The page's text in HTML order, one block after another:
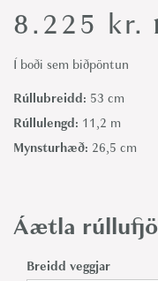
8.225 kr.
Í boði sem biðpöntun
Rúllubreidd: 53 cm
Rúllulengd: 11,2 m
Mynsturhæð: 26,5 cm
Áætla
Breidd veggjar